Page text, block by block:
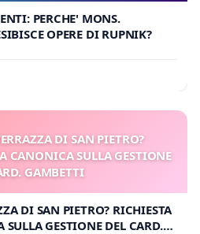
PERCHE' MONS.
OPERE DI RUPNIK?
DI SAN PIETRO?
CANONICA SULLA GESTIONE
GAMBETTI
DI SAN PIETRO? RICHIESTA
GESTIONE DEL CARD.